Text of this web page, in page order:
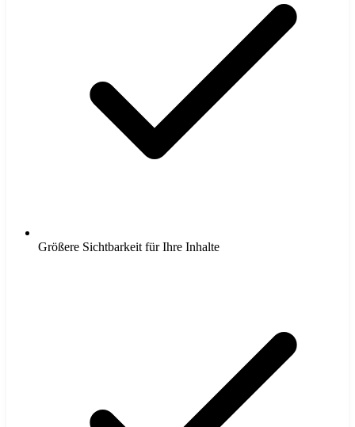
Größere Sichtbarkeit für Ihre Inhalte